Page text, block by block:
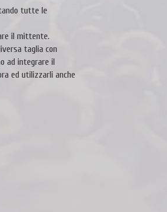
tutte le
il mittente.
taglia con
ad integrare il
ed utilizzarli anche